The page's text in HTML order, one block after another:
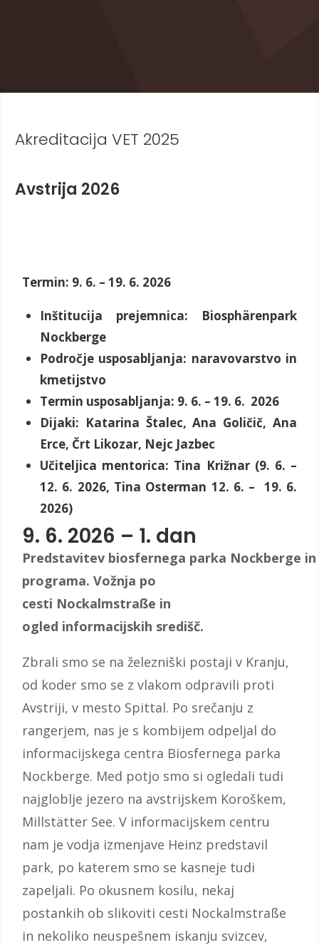
Akreditacija VET 2025
Avstrija 2026
Termin: 9. 6. – 19. 6. 2026
Inštitucija prejemnica: Biosphärenpark
Nockberge
Področje usposabljanja: naravovarstvo in
kmetijstvo
Termin usposabljanja: 9. 6. – 19. 6. 2026
Dijaki: Katarina Štalec, Ana Goličič, Ana
Erce, Črt Likozar, Nejc Jazbec
Učiteljica mentorica: Tina Križnar (9. 6. –
12. 6. 2026, Tina Osterman 12. 6. – 19. 6.
2026)
9. 6. 2026 – 1. dan
Predstavitev biosfernega parka Nockberge in
programa. Vožnja po
cesti Nockalmstraße in
ogled informacijskih središč.
Zbrali smo se na železniški postaji v Kranju,
od koder smo se z vlakom odpravili proti
Avstriji, v mesto Spittal. Po srečanju z
rangerjem, nas je s kombijem odpeljal do
informacijskega centra Biosfernega parka
Nockberge. Med potjo smo si ogledali tudi
najgloblje jezero na avstrijskem Koroškem,
Millstätter See. V informacijskem centru
nam je vodja izmenjave Heinz predstavil
park, po katerem smo se kasneje tudi
zapeljali. Po okusnem kosilu, nekaj
postankih ob slikoviti cesti Nockalmstraße
in nekoliko neuspešnem iskanju svizcev,